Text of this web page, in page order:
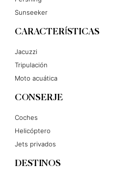
Sunseeker
CARACTERÍSTICAS
Jacuzzi
Tripulación
Moto acuática
CONSERJE
Coches
Helicóptero
Jets privados
DESTINOS